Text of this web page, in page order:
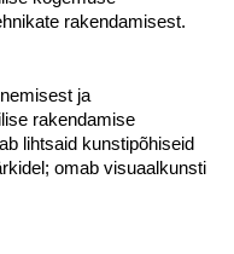
rakendamisest.
ja
rakendamise
lihtsaid kunstipõhiseid
omab visuaalkunsti